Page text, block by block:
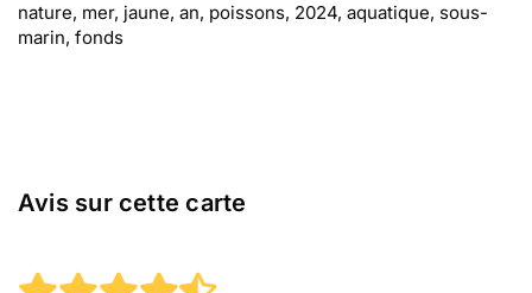
nature, mer, jaune, an, poissons, 2024, aquatique, sous-
marin, fonds
Avis sur cette carte